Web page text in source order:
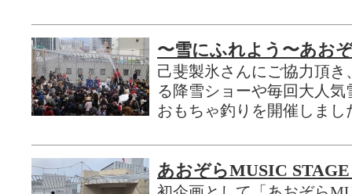
〜雪にふれよう〜あお
己斐製氷さんにご協力頂
る降雪ショーや毎回大人
おもちゃ釣りを開催しまし
あおぞらMUSIC